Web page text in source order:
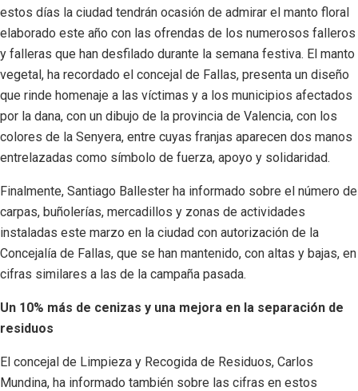
estos días la ciudad tendrán ocasión de admirar el manto floral
elaborado este año con las ofrendas de los numerosos falleros
y falleras que han desfilado durante la semana festiva. El manto
vegetal, ha recordado el concejal de Fallas, presenta un diseño
que rinde homenaje a las víctimas y a los municipios afectados
por la dana, con un dibujo de la provincia de Valencia, con los
colores de la Senyera, entre cuyas franjas aparecen dos manos
entrelazadas como símbolo de fuerza, apoyo y solidaridad.
Finalmente, Santiago Ballester ha informado sobre el número de
carpas, buñolerías, mercadillos y zonas de actividades
instaladas este marzo en la ciudad con autorización de la
Concejalía de Fallas, que se han mantenido, con altas y bajas, en
cifras similares a las de la campaña pasada.
Un 10% más de cenizas y una mejora en la separación de
residuos
El concejal de Limpieza y Recogida de Residuos, Carlos
Mundina, ha informado también sobre las cifras en estos